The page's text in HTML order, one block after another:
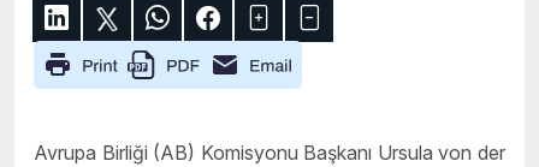
Avrupa Birliği (AB) Komisyonu Başkanı Ursula von der